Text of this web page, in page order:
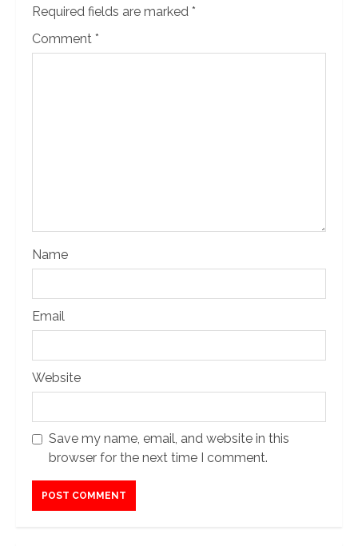
Required fields are marked *
Comment *
Name
Email
Website
Save my name, email, and website in this
browser for the next time I comment.